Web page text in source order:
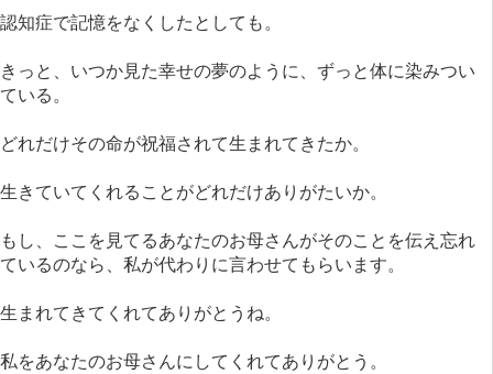
認知症で記憶をなくしたとしても。
きっと、いつか見た幸せの夢のように、ずっと体に染みつい
ている。
どれだけその命が祝福されて生まれてきたか。
生きていてくれることがどれだけありがたいか。
もし、ここを見てるあなたのお母さんがそのことを伝え忘れ
ているのなら、私が代わりに言わせてもらいます。
生まれてきてくれてありがとうね。
私をあなたのお母さんにしてくれてありがとう。